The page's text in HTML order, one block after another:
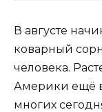
В августе
коварный
человека.
Америки ещё в
многих